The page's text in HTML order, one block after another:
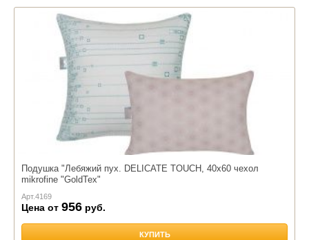
Подушка "Лебяжий пух. DELICATE TOUCH, 40х60 чехол
mikrofine "GoldTex"
Арт.4169
Цена от 956 руб.
КУПИТЬ